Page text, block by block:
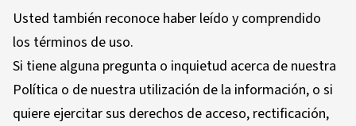
Usted también reconoce haber leído y comprendido
los términos de uso.
Si tiene alguna pregunta o inquietud acerca de nuestra
Política o de nuestra utilización de la información, o si
quiere ejercitar sus derechos de acceso, rectificación,